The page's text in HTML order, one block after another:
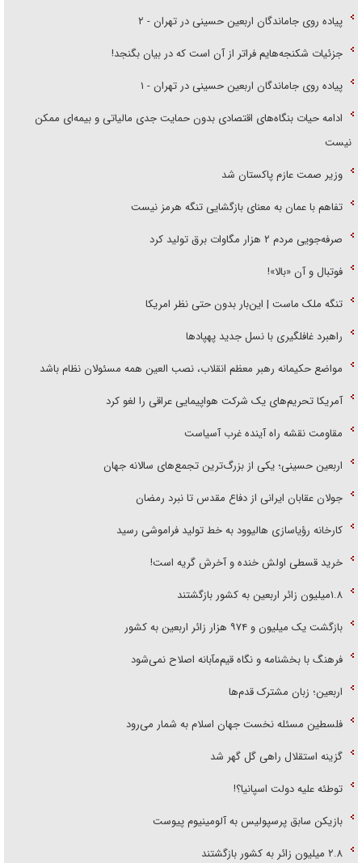
پیاده روی جاماندگان اربعین حسینی در تهران - ۲
جزئیات شکنجه‌هایم فراتر از آن است که در بیان بگنجد!
پیاده روی جاماندگان اربعین حسینی در تهران - ۱
ادامه حیات بنگاه‌های اقتصادی بدون حمایت جدی مالیاتی و بیمه‌ای ممکن
نیست
وزیر صمت عازم پاکستان شد
تفاهم با عمان به معنای بازگشایی تنگه هرمز نیست
صرفه‌جویی مردم ۲ هزار مگاوات برق تولید کرد
فوتبال و آن «بالا»!
تنگه ملک ماست | این‌بار بدون حتی نظر امریکا
راهبرد غافلگیری با نسل جدید پهپاد‌ها
مواضع حکیمانه رهبر معظم انقلاب، نصب العین همه مسئولان نظام باشد
آمریکا تحریم‌های یک شرکت هواپیمایی عراقی را لغو کرد
مقاومت نقشه راه آینده غرب آسیاست
اربعین حسینی؛ یکی از بزرگ‌ترین تجمع‌های سالانه جهان
جولان عقابان ایرانی از دفاع مقدس تا نبرد رمضان
کارخانه رؤیاسازی هالیوود به خط تولید فراموشی رسید
خرید قسطی اولش خنده و آخرش گریه است!
۱.۸میلیون زائر اربعین به کشور بازگشتند
بازگشت یک میلیون و ۹۷۴ هزار زائر اربعین به کشور
فرهنگ با بخشنامه و نگاه قیم‌مآبانه اصلاح نمی‌شود
اربعین؛ زبان مشترک قدم‌ها
فلسطین مسئله نخست جهان اسلام به شمار می‌رود
گزینه استقلال راهی گل گهر شد
توطئه علیه دولت اسپانیا؟!
بازیکن سابق پرسپولیس به آلومینیوم پیوست
۲.۸ میلیون زائر به کشور بازگشتند